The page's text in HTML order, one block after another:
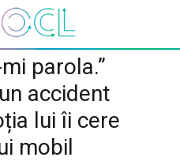
parola.”
accident
lui îi cere
mobil